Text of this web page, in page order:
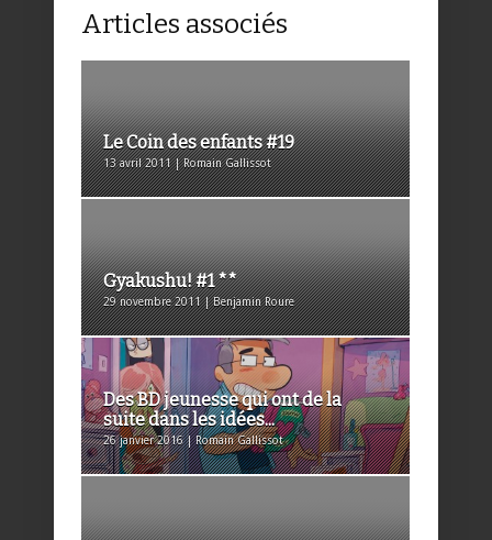
Articles associés
Le Coin des enfants #19
13 avril 2011 | Romain Gallissot
Gyakushu! #1 **
29 novembre 2011 | Benjamin Roure
Des BD jeunesse qui ont de la
suite dans les idées...
26 janvier 2016 | Romain Gallissot